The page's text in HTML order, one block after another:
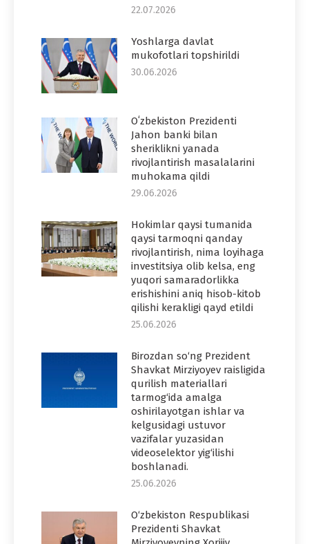
22.07.2026
Yoshlarga davlat
mukofotlari topshirildi
30.06.2026
Oʻzbekiston Prezidenti
Jahon banki bilan
sheriklikni yanada
rivojlantirish masalalarini
muhokama qildi
29.06.2026
Hokimlar qaysi tumanida
qaysi tarmoqni qanday
rivojlantirish, nima loyihaga
investitsiya olib kelsa, eng
yuqori samaradorlikka
erishishini aniq hisob-kitob
qilishi kerakligi qayd etildi
25.06.2026
Birozdan so‘ng Prezident
Shavkat Mirziyoyev raisligida
qurilish materiallari
tarmog‘ida amalga
oshirilayotgan ishlar va
kelgusidagi ustuvor
vazifalar yuzasidan
videoselektor yig‘ilishi
boshlanadi.
25.06.2026
O‘zbekiston Respublikasi
Prezidenti Shavkat